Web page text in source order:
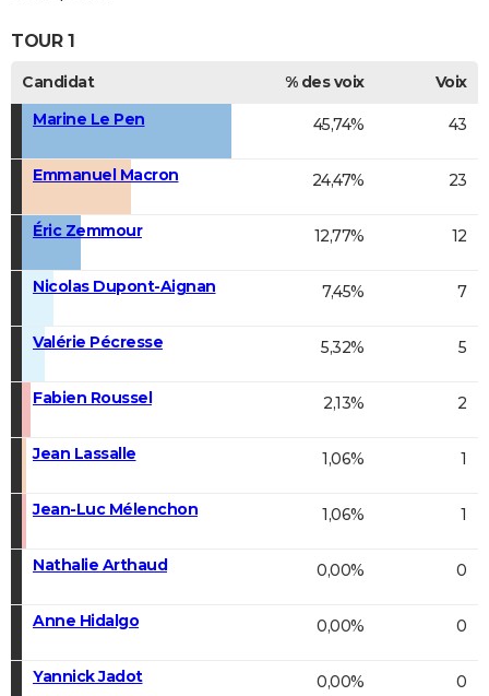
TOUR 1
Candidat % des voix
Voix
Marine Le Pen
45,74% 43
Emmanuel Macron 24,47% 23
Éric Zemmour 12,77% 12
Nicolas Dupont-Aignan 7,45% 7
Valérie Pécresse 5,32% 5
Fabien Roussel 2,13% 2
Jean Lassalle 1,06% 1
Jean-Luc Mélenchon 1,06% 1
Nathalie Arthaud 0,00% 0
Anne Hidalgo 0,00% 0
Yannick Jadot 0,00% 0